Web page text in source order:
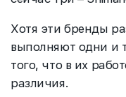
Хотя эти бренды
выполняют одни и
того, что в их
различия.